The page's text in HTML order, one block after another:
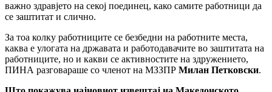
важно здравјето на секој поединец, како самите работници да
се заштитат и слично.
За тоа колку работниците се безбедни на работните места,
каква е улогата на државата и работодавачите во заштитата на
работниците, но и какви се активностите на здружението,
ПИНА разговараше со членот на МЗЗПР Милан Петковски.